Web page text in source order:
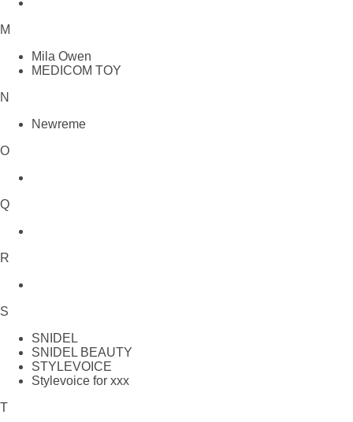
M
Mila Owen
MEDICOM TOY
N
Newreme
O
Q
R
S
SNIDEL
SNIDEL BEAUTY
STYLEVOICE
Stylevoice for xxx
T